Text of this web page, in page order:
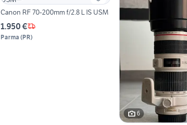
Canon RF 70-200mm f/2.8 L IS USM
1.950 €
Parma (PR)
6